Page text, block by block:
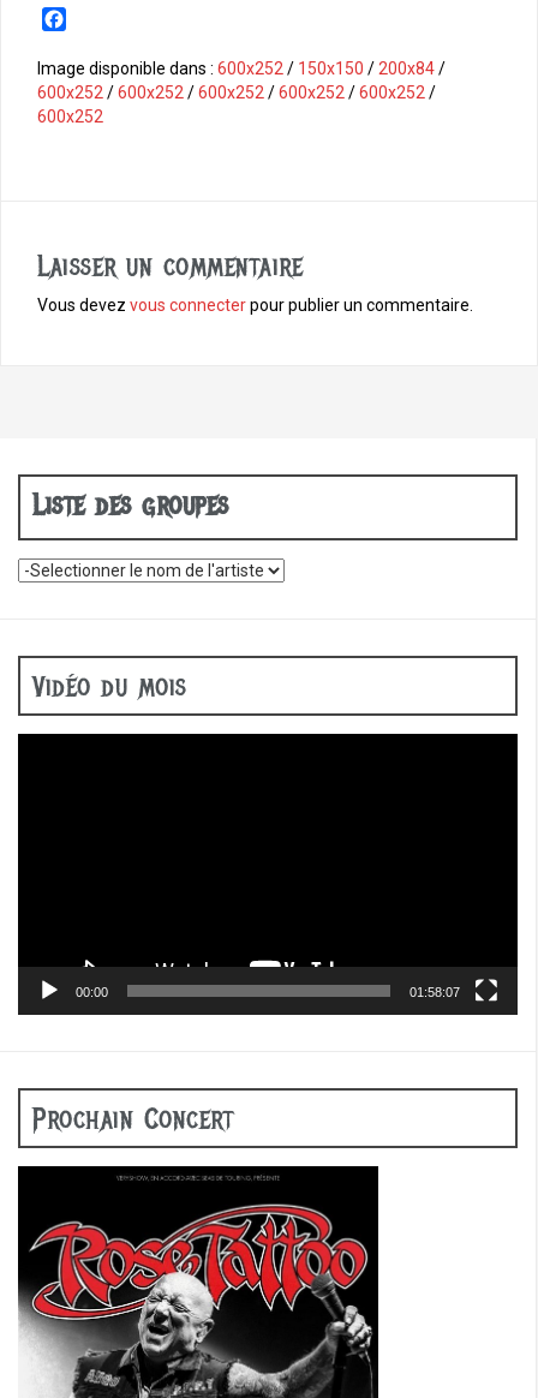
c
e
b
Image disponible dans : 600x252/ 150x150 /200x84/
600x252/600x252/600x252/600x252/600x252/
600x252
Laisser un commentaire
Vous devez vous connecterpour publier un commentaire.
Liste des groupes
Vidéo du mois
00:00 01:58:07
Prochain Concert